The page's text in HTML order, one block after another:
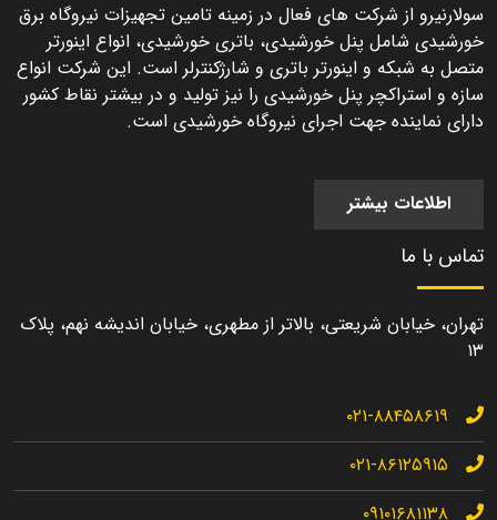
سولارنیرو از شرکت های فعال در زمینه تامین تجهیزات نیروگاه برق
خورشیدی شامل پنل خورشیدی، باتری خورشیدی، انواع اینورتر
متصل به شبکه و اینورتر باتری و شارژکنترلر است. این شرکت انواع
سازه و استراکچر پنل خورشیدی را نیز تولید و در بیشتر نقاط کشور
دارای نماینده جهت اجرای نیروگاه خورشیدی است.
اطلاعات بیشتر
تماس با ما
تهران، خیابان شریعتی، بالاتر از مطهری، خیابان اندیشه نهم، پلاک
۱۳
۰۲۱-۸۸۴۵۸۶۱۹
۰۲۱-۸۶۱۲۵۹۱۵
۰۹۱۰۱۶۸۱۱۳۸